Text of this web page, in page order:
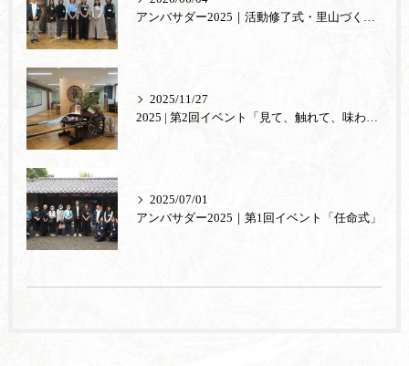
アンバサダー2025｜活動修了式・里山づくり体験
2025/11/27
2025 | 第2回イベント「見て、触れて、味わう。あもの秘密」
2025/07/01
アンバサダー2025｜第1回イベント「任命式」